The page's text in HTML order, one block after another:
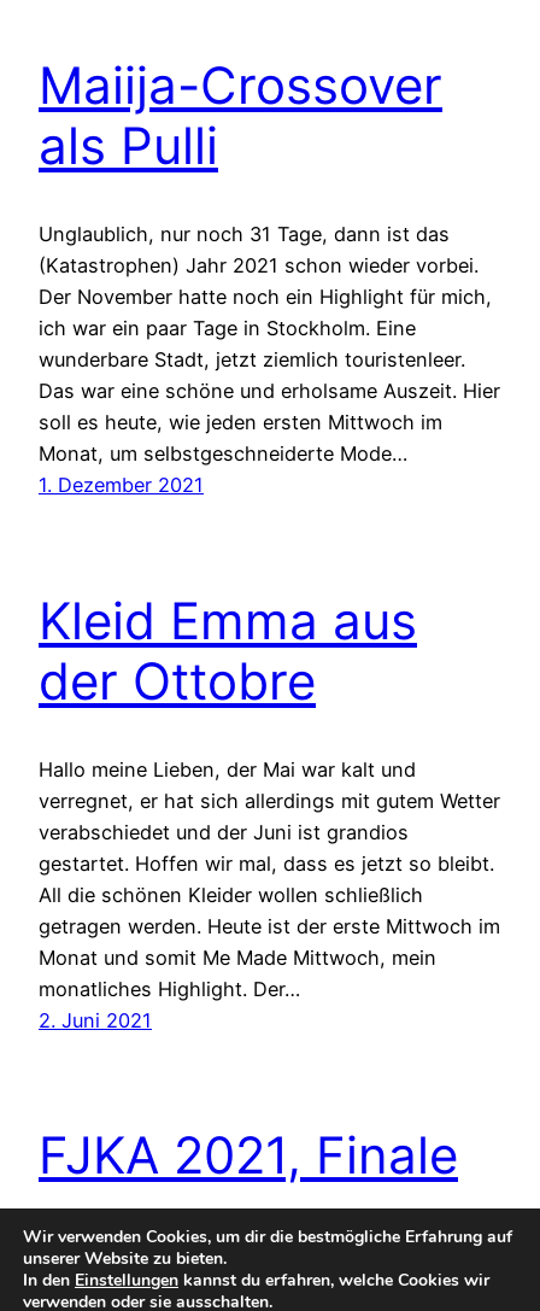
Maiija-Crossover
als Pulli
Unglaublich, nur noch 31 Tage, dann ist das
(Katastrophen) Jahr 2021 schon wieder vorbei.
Der November hatte noch ein Highlight für mich,
ich war ein paar Tage in Stockholm. Eine
wunderbare Stadt, jetzt ziemlich touristenleer.
Das war eine schöne und erholsame Auszeit. Hier
soll es heute, wie jeden ersten Mittwoch im
Monat, um selbstgeschneiderte Mode…
1. Dezember 2021
Kleid Emma aus
der Ottobre
Hallo meine Lieben, der Mai war kalt und
verregnet, er hat sich allerdings mit gutem Wetter
verabschiedet und der Juni ist grandios
gestartet. Hoffen wir mal, dass es jetzt so bleibt.
All die schönen Kleider wollen schließlich
getragen werden. Heute ist der erste Mittwoch im
Monat und somit Me Made Mittwoch, mein
monatliches Highlight. Der…
2. Juni 2021
FJKA 2021, Finale
Hallo meine Lieben, am heutigen Ostersonntag
treffen sich die fleißigen Strickerinnen auf dem
Wir verwenden Cookies, um dir die bestmögliche Erfahrung auf
unserer Website zu bieten.
In den Einstellungen kannst du erfahren, welche Cookies wir
verwenden oder sie ausschalten.